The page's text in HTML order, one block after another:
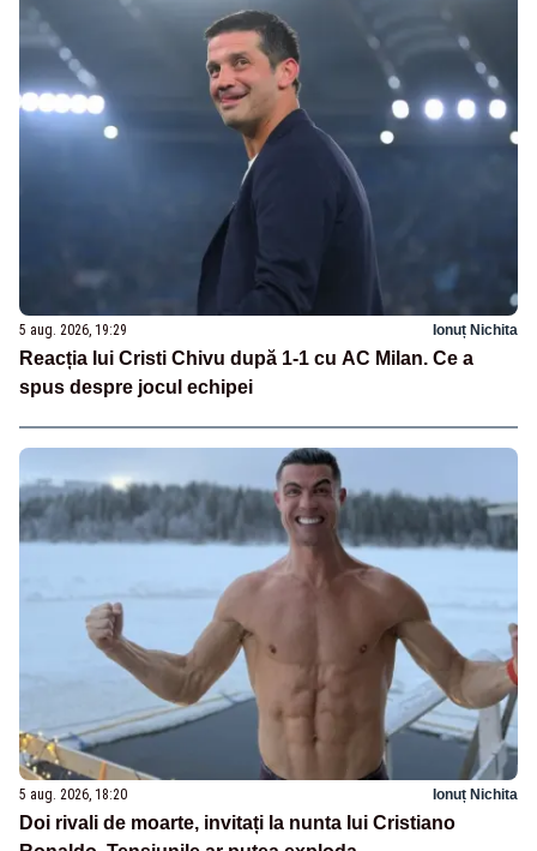
5 aug. 2026, 19:29 Ionuț Nichita
Reacția lui Cristi Chivu după 1-1 cu AC Milan. Ce a
spus despre jocul echipei
5 aug. 2026, 18:20 Ionuț Nichita
Doi rivali de moarte, invitați la nunta lui Cristiano